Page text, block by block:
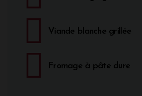
Viande blanche grillée
Fromage à pâte dure